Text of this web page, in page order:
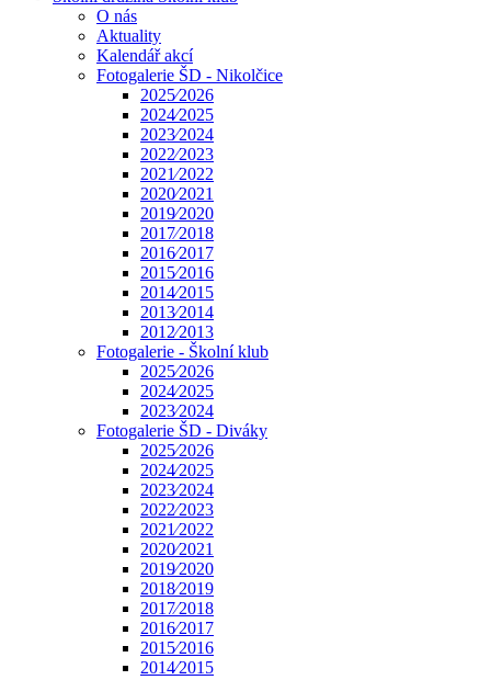
O nás
Aktuality
Kalendář akcí
Fotogalerie ŠD - Nikolčice
2025⁄2026
2024⁄2025
2023⁄2024
2022⁄2023
2021⁄2022
2020⁄2021
2019⁄2020
2017⁄2018
2016⁄2017
2015⁄2016
2014⁄2015
2013⁄2014
2012⁄2013
Fotogalerie - Školní klub
2025⁄2026
2024⁄2025
2023⁄2024
Fotogalerie ŠD - Diváky
2025⁄2026
2024⁄2025
2023⁄2024
2022⁄2023
2021⁄2022
2020⁄2021
2019⁄2020
2018⁄2019
2017⁄2018
2016⁄2017
2015⁄2016
2014⁄2015